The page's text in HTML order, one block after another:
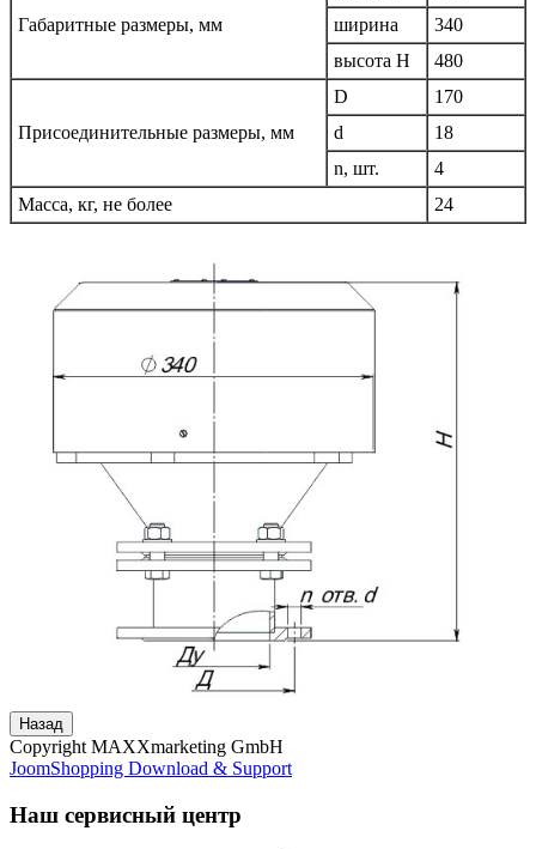
Габаритные размеры, мм
ширина
340
высота H
480
Присоединительные размеры, мм
D
170
d
18
n, шт.
4
Масса, кг, не более
24
Copyright MAXXmarketing GmbH
JoomShopping Download & Support
Наш сервисный центр